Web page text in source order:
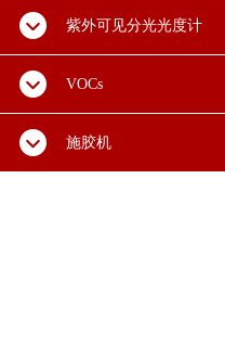
紫外可见分光光度计
VOCs
施胶机